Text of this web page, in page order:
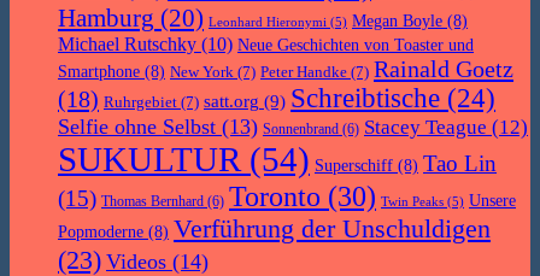
Hamburg (20) Leonhard Hieronymi (5) Megan Boyle (8)
Michael Rutschky (10) Neue Geschichten von Toaster und
Smartphone (8) New York (7) Peter Handke (7) Rainald Goetz
(18) Ruhrgebiet (7) satt.org (9) Schreibtische (24)
Selfie ohne Selbst (13) Sonnenbrand (6) Stacey Teague (12)
SUKULTUR (54) Superschiff (8) Tao Lin
(15) Thomas Bernhard (6) Toronto (30) Twin Peaks (5) Unsere
Popmoderne (8) Verführung der Unschuldigen
(23) Videos (14)